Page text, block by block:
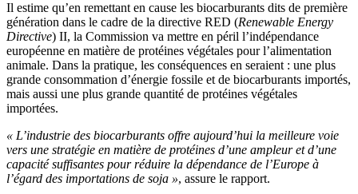
Il estime qu’en remettant en cause les biocarburants dits de première
génération dans le cadre de la directive RED (Renewable Energy
Directive) II, la Commission va mettre en péril l’indépendance
européenne en matière de protéines végétales pour l’alimentation
animale. Dans la pratique, les conséquences en seraient : une plus
grande consommation d’énergie fossile et de biocarburants importés,
mais aussi une plus grande quantité de protéines végétales
importées.
« L’industrie des biocarburants offre aujourd’hui la meilleure voie
vers une stratégie en matière de protéines d’une ampleur et d’une
capacité suffisantes pour réduire la dépendance de l’Europe à
l’égard des importations de soja », assure le rapport.